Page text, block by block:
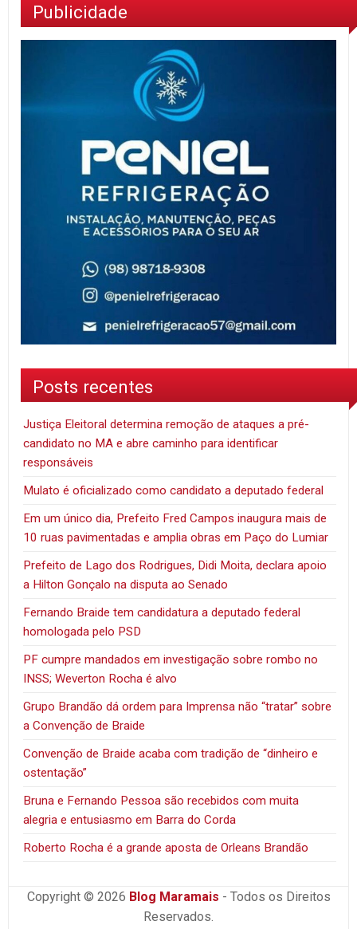
Publicidade
Posts recentes
Justiça Eleitoral determina remoção de ataques a pré-
candidato no MA e abre caminho para identificar
responsáveis
Mulato é oficializado como candidato a deputado federal
Em um único dia, Prefeito Fred Campos inaugura mais de
10 ruas pavimentadas e amplia obras em Paço do Lumiar
Prefeito de Lago dos Rodrigues, Didi Moita, declara apoio
a Hilton Gonçalo na disputa ao Senado
Fernando Braide tem candidatura a deputado federal
homologada pelo PSD
PF cumpre mandados em investigação sobre rombo no
INSS; Weverton Rocha é alvo
Grupo Brandão dá ordem para Imprensa não “tratar” sobre
a Convenção de Braide
Convenção de Braide acaba com tradição de “dinheiro e
ostentação”
Bruna e Fernando Pessoa são recebidos com muita
alegria e entusiasmo em Barra do Corda
Roberto Rocha é a grande aposta de Orleans Brandão
Copyright © 2026 Blog Maramais - Todos os Direitos
Reservados.